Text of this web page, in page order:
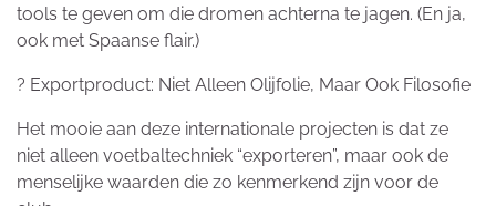
tools te geven om die dromen achterna te jagen. (En ja,
ook met Spaanse flair.)
? Exportproduct: Niet Alleen Olijfolie, Maar Ook Filosofie
Het mooie aan deze internationale projecten is dat ze
niet alleen voetbaltechniek “exporteren”, maar ook de
menselijke waarden die zo kenmerkend zijn voor de